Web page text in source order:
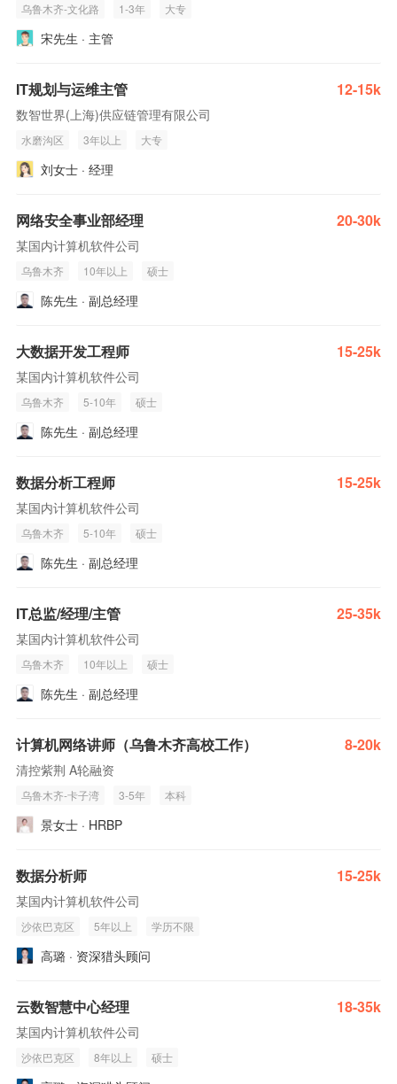
乌鲁木齐-文化路 1-3年 大专
宋先生 · 主管
IT规划与运维主管 12-15k
数智世界(上海)供应链管理有限公司
水磨沟区 3年以上 大专
刘女士 · 经理
网络安全事业部经理 20-30k
某国内计算机软件公司
乌鲁木齐 10年以上 硕士
陈先生 · 副总经理
大数据开发工程师 15-25k
某国内计算机软件公司
乌鲁木齐 5-10年 硕士
陈先生 · 副总经理
数据分析工程师 15-25k
某国内计算机软件公司
乌鲁木齐 5-10年 硕士
陈先生 · 副总经理
IT总监/经理/主管 25-35k
某国内计算机软件公司
乌鲁木齐 10年以上 硕士
陈先生 · 副总经理
计算机网络讲师（乌鲁木齐高校工作） 8-20k
清控紫荆 A轮融资
乌鲁木齐-卡子湾 3-5年 本科
景女士 · HRBP
数据分析师 15-25k
某国内计算机软件公司
沙依巴克区 5年以上 学历不限
高璐 · 资深猎头顾问
云数智慧中心经理 18-35k
某国内计算机软件公司
沙依巴克区 8年以上 硕士